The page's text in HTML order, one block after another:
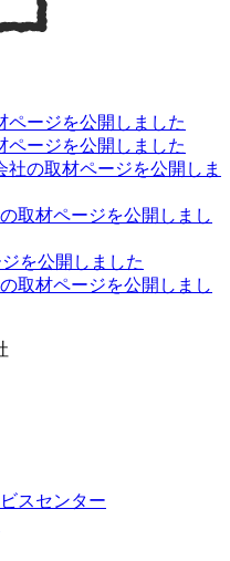
ページを公開しました
ページを公開しました
社の取材ページを公開しま
取材ページを公開しまし
を公開しました
取材ページを公開しまし